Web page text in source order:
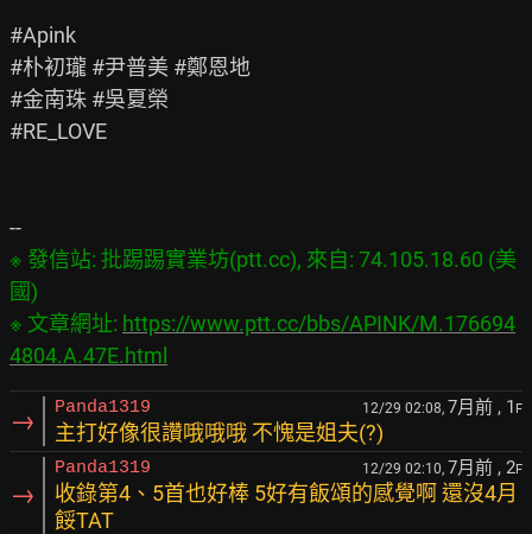
#Apink
#朴初瓏 #尹普美 #鄭恩地
#金南珠 #吳夏榮
#RE_LOVE
※ 發信站: 批踢踢實業坊(ptt.cc), 來自: 74.105.18.60 (美
國)
※ 文章網址: https://www.ptt.cc/bbs/APINK/M.176694
4804.A.47E.html
→ Panda1319 12/29 02:08, 7月前 , 1 F
主打好像很讚哦哦哦 不愧是姐夫(?)
→
Panda1319 12/29 02:10, 7月前 , 2F
收錄第4、5首也好棒 5好有飯頌的感覺啊 還沒4月
餒TAT